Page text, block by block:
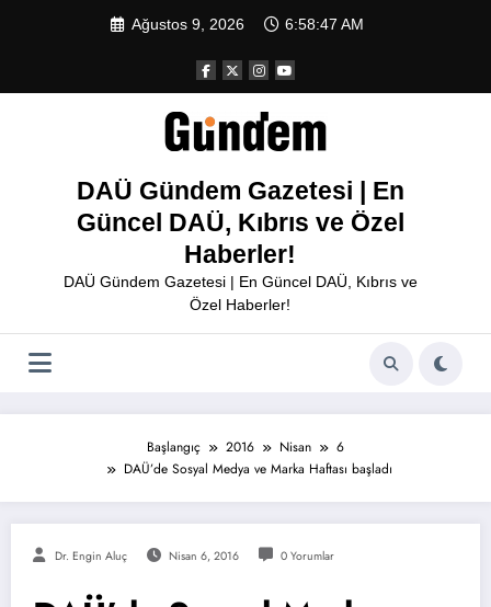
Ağustos 9, 2026 6:58:47 AM
DAÜ Gündem Gazetesi | En
Güncel DAÜ, Kıbrıs ve Özel
Haberler!
DAÜ Gündem Gazetesi | En Güncel DAÜ, Kıbrıs ve
Özel Haberler!
Başlangıç 2016 Nisan
6
DAÜ’de Sosyal Medya ve Marka Haftası başladı
Dr. Engin Aluç Nisan 6, 2016 0 Yorumlar